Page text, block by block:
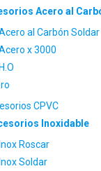
Acero al
al Carbón Soldar
x 3000
CPVC
Inoxidable
Roscar
Soldar